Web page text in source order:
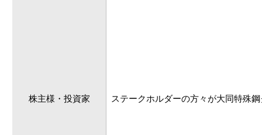
株主様・ 投資家 ステークホルダーの方々が大同特殊